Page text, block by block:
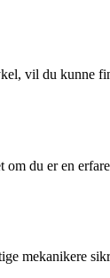
vil du kunne
du er en
mekanikere